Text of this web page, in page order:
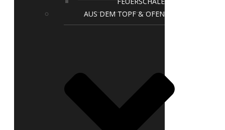
AUS DEM TOPF & OFEN